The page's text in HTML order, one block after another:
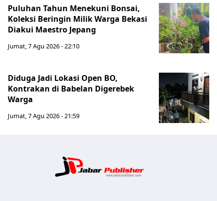
Puluhan Tahun Menekuni Bonsai,
Koleksi Beringin Milik Warga Bekasi
Diakui Maestro Jepang
Jumat, 7 Agu 2026 - 22:10
Diduga Jadi Lokasi Open BO,
Kontrakan di Babelan Digerebek
Warga
Jumat, 7 Agu 2026 - 21:59